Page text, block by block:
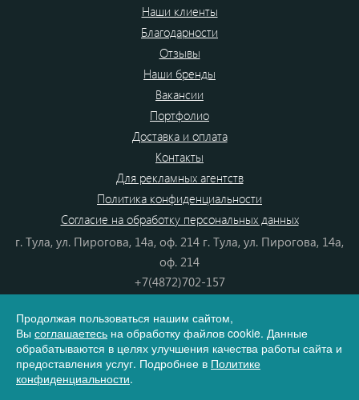
Наши клиенты
Благодарности
Отзывы
Наши бренды
Вакансии
Портфолио
Доставка и оплата
Контакты
Для рекламных агентств
Политика конфиденциальности
Согласие на обработку персональных данных
г. Тула, ул. Пирогова, 14а, оф. 214 г. Тула, ул. Пирогова, 14а,
оф. 214
+7(4872)702-157
8(800) 555-80-87
e-mail:info@dono.su
Продолжая пользоваться нашим сайтом,
Вы соглашаетесь на обработку файлов cookie. Данные
обрабатываются в целях улучшения качества работы сайта и
предоставления услуг. Подробнее в Политике
конфиденциальности.